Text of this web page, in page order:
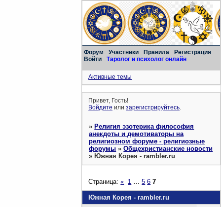
Форум Участники Правила
Регистрация
Войти
Таролог и психолог онлайн
Активные темы
Привет, Гость!
Войдите илизарегистрируйтесь.
»Религия эзотерика философия
анекдоты и демотиваторы на
религиозном форуме - религиозные
форумы »Общехристианские новости
»Южная Корея - rambler.ru
Южная Корея - rambler.ru
Страница:« 1 5 6 7